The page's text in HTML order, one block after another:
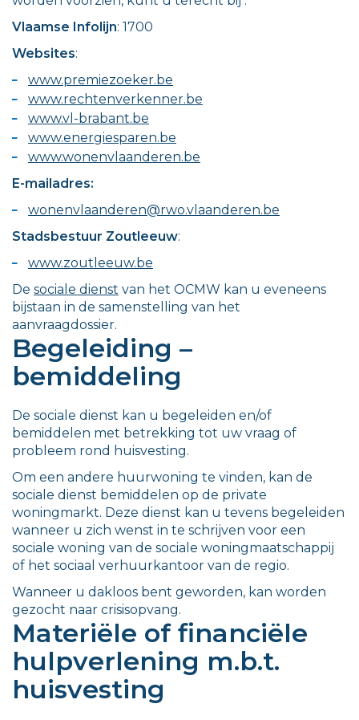
Vlaamse Infolijn: 1700
Websites:
www.premiezoeker.be
www.rechtenverkenner.be
www.vl-brabant.be
www.energiesparen.be
www.wonenvlaanderen.be
E-mailadres:
wonenvlaanderen@rwo.vlaanderen.be
Stadsbestuur Zoutleeuw:
www.zoutleeuw.be
De sociale dienst van het OCMW kan u eveneens
bijstaan in de samenstelling van het
aanvraagdossier.
Begeleiding –
bemiddeling
De sociale dienst kan u begeleiden en/of
bemiddelen met betrekking tot uw vraag of
probleem rond huisvesting.
Om een andere huurwoning te vinden, kan de
sociale dienst bemiddelen op de private
woningmarkt. Deze dienst kan u tevens begeleiden
wanneer u zich wenst in te schrijven voor een
sociale woning van de sociale woningmaatschappij
of het sociaal verhuurkantoor van de regio.
Wanneer u dakloos bent geworden, kan worden
gezocht naar crisisopvang.
Materiële of financiële
hulpverlening m.b.t.
huisvesting